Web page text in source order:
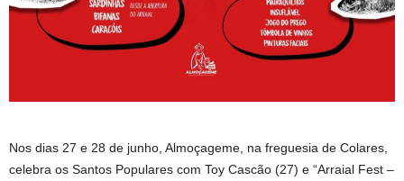
Nos dias 27 e 28 de junho, Almoçageme, na freguesia de Colares,
celebra os Santos Populares com Toy Cascão (27) e “Arraial Fest –